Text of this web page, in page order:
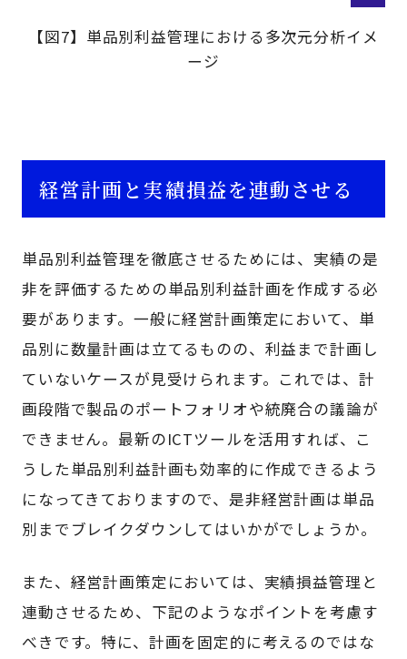
【図7】単品別利益管理における多次元分析イメ
ージ
経営計画と実績損益を連動させる
単品別利益管理を徹底させるためには、実績の是
非を評価するための単品別利益計画を作成する必
要があります。一般に経営計画策定において、単
品別に数量計画は立てるものの、利益まで計画し
ていないケースが見受けられます。これでは、計
画段階で製品のポートフォリオや統廃合の議論が
できません。最新のICTツールを活用すれば、こ
うした単品別利益計画も効率的に作成できるよう
になってきておりますので、是非経営計画は単品
別までブレイクダウンしてはいかがでしょうか。
また、経営計画策定においては、実績損益管理と
連動させるため、下記のようなポイントを考慮す
べきです。特に、計画を固定的に考えるのではな